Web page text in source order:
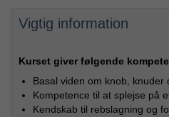
Vigtig information
Kurset giver følgende
Basal viden om knob, knuder
Kompetence til at splejse på
Kendskab til rebslagning og